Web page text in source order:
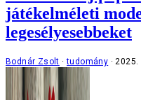
játékelméleti
legesélyesebbeket
Bodnár Zsolt tudomány 2025.